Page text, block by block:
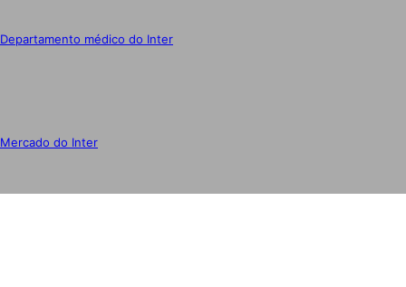
Departamento médico do Inter
Mercado do Inter